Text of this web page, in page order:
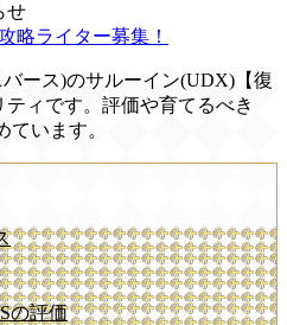
せ
略ライター募集！
ース)のサルーイン(UDX)【復
ィです。評価や育てるべき
います。
の評価